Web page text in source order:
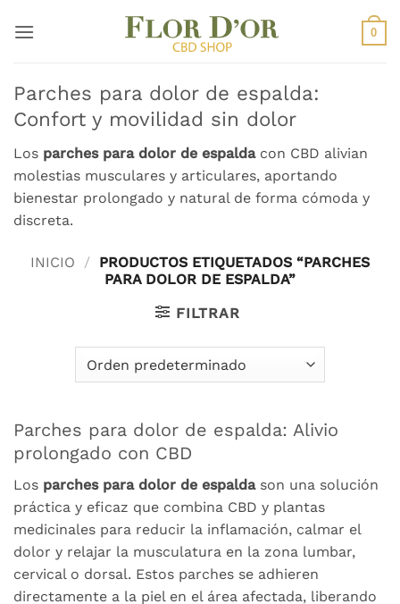
0
Parches para dolor de espalda:
Confort y movilidad sin dolor
Los parches para dolor de espaldacon CBD alivian
molestias musculares y articulares, aportando
bienestar prolongado y natural de forma cómoda y
discreta.
INICIO /
PRODUCTOS ETIQUETADOS “PARCHES
PARA DOLOR DE ESPALDA”
FILTRAR
Parches para dolor de espalda: Alivio
prolongado con CBD
Los parches para dolor de espaldason una solución
práctica y eficaz que combina CBD y plantas
medicinales para reducir la inflamación, calmar el
dolor y relajar la musculatura en la zona lumbar,
cervical o dorsal. Estos parches se adhieren
directamente a la piel en el área afectada, liberando